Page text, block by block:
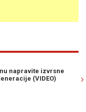
napravite izvrsne
(VIDEO)